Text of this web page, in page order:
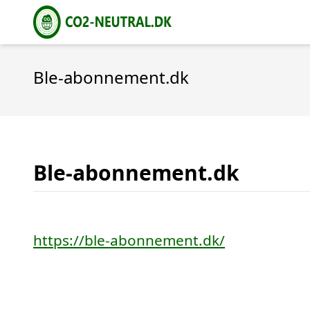
Ble-abonnement.dk
Ble-abonnement.dk
https://ble-abonnement.dk/